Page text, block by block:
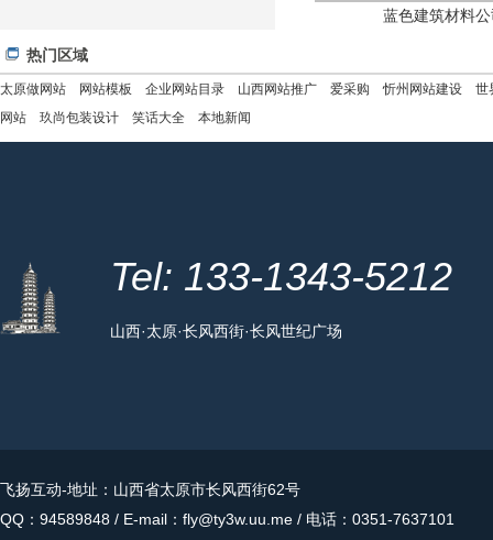
蓝色建筑材料
热门区域
太原做网站 网站模板 企业网站目录 山西网站推广 爱采购 忻州网站建设
世
网站
玖尚包装设计 笑话大全 本地新闻
Tel: 133-1343-5212
山西·太原·长风西街·长风世纪广场
飞扬互动-地址：山西省太原市长风西街62号
QQ：94589848 / E-mail：fly@ty3w.uu.me / 电话：0351-7637101